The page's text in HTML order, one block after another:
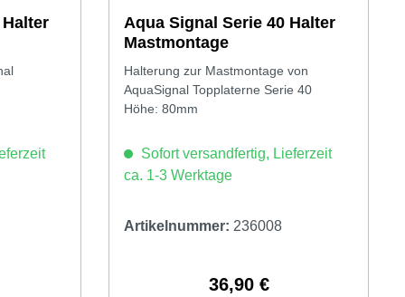
Aqua Signal Serie 40 Halter
Mastmontage
Halterung zur Mastmontage von
AquaSignal Topplaterne Serie 40
Höhe: 80mm
Sofort versandfertig, Lieferzeit
ca. 1-3 Werktage
Artikelnummer: 236008
Regulärer Preis:
36,90 €